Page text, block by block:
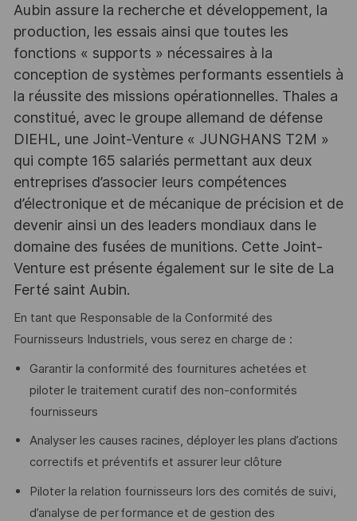
Aubin assure la recherche et développement, la
production, les essais ainsi que toutes les
fonctions « supports » nécessaires à la
conception de systèmes performants essentiels à
la réussite des missions opérationnelles. Thales a
constitué, avec le groupe allemand de défense
DIEHL, une Joint-Venture « JUNGHANS T2M »
qui compte 165 salariés permettant aux deux
entreprises d’associer leurs compétences
d’électronique et de mécanique de précision et de
devenir ainsi un des leaders mondiaux dans le
domaine des fusées de munitions. Cette Joint-
Venture est présente également sur le site de La
Ferté saint Aubin.
En tant que Responsable de la Conformité des
Fournisseurs Industriels, vous serez en charge de :
Garantir la conformité des fournitures achetées et
piloter le traitement curatif des non-conformités
fournisseurs
Analyser les causes racines, déployer les plans d’actions
correctifs et préventifs et assurer leur clôture
Piloter la relation fournisseurs lors des comités de suivi,
d’analyse de performance et de gestion des